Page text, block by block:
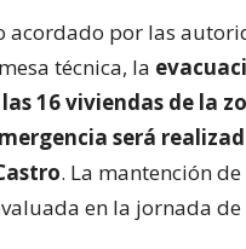
acordado por las
técnica, la
16 viviendas de la
será
. La mantención
en la jornada de